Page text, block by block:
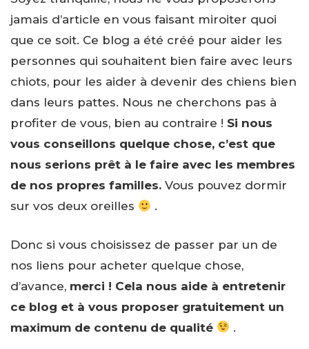
jamais d’article en vous faisant miroiter quoi
que ce soit. Ce blog a été créé pour aider les
personnes qui souhaitent bien faire avec leurs
chiots, pour les aider à devenir des chiens bien
dans leurs pattes. Nous ne cherchons pas à
profiter de vous, bien au contraire ! Si nous
vous conseillons quelque chose, c’est que
nous serions prêt à le faire avec les membres
de nos propres familles. Vous pouvez dormir
sur vos deux oreilles
.
Donc si vous choisissez de passer par un de
nos liens pour acheter quelque chose,
d’avance, merci ! Cela nous aide à entretenir
ce blog et à vous proposer gratuitement un
maximum de contenu de qualité
.